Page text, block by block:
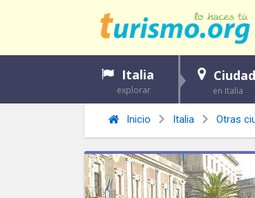
Italia
explorar en Italia
Inicio Italia Otras